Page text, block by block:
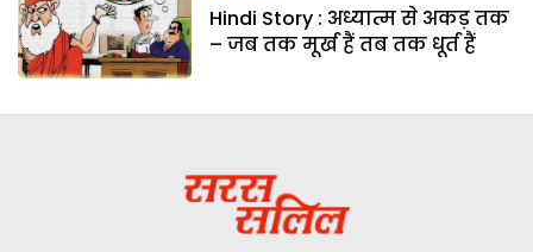
Hindi Story : अध्यात्म से अकड़ तक
– जब तक मूर्ख हैं तब तक धूर्त हैं